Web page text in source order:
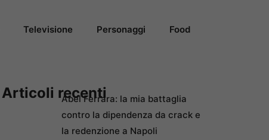
Televisione Personaggi Food
Articoli recentiAbel Ferrara: la mia battaglia
contro la dipendenza da crack e
la redenzione a Napoli